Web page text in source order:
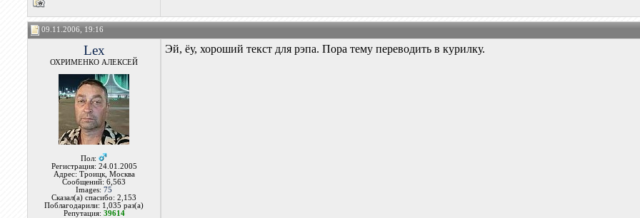
09.11.2006, 19:16
Lex
ОХРИМЕНКО АЛЕКСЕЙ
Пол:
Регистрация: 24.01.2005
Адрес: Троицк, Москва
Сообщений: 6,563
Images:75
Сказал(а) спасибо: 2,153
Поблагодарили: 1,035 раз(а)
Репутация: 39614
Эй, ёу, хороший текст для рэпа. Пора тему переводить в курилку.